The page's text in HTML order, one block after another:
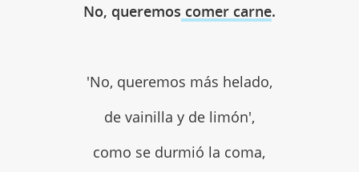
No, queremos comer carne.
'No, queremos más helado,
de vainilla y de limón',
como se durmió la coma,